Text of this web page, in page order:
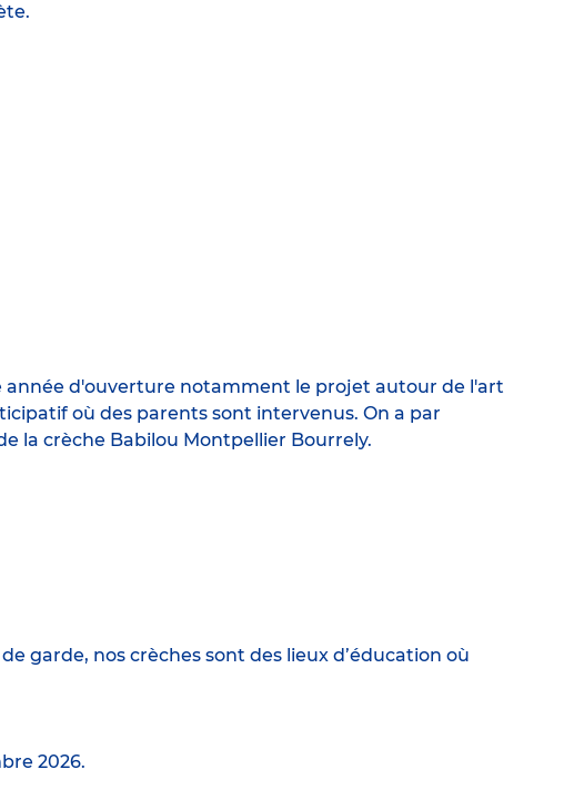
d'ouverture notamment le projet autour de l'art
où des parents sont intervenus. On a par
la crèche Babilou Montpellier Bourrely.
garde, nos crèches sont des lieux d’éducation où
2026.